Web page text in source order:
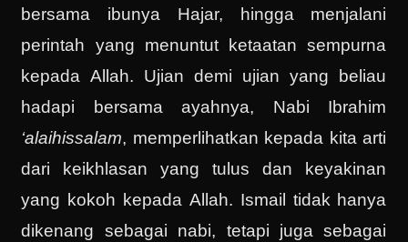
bersama ibunya Hajar, hingga menjalani
perintah yang menuntut ketaatan sempurna
kepada Allah. Ujian demi ujian yang beliau
hadapi bersama ayahnya, Nabi Ibrahim
‘alaihissalam, memperlihatkan kepada kita arti
dari keikhlasan yang tulus dan keyakinan
yang kokoh kepada Allah. Ismail tidak hanya
dikenang sebagai nabi, tetapi juga sebagai